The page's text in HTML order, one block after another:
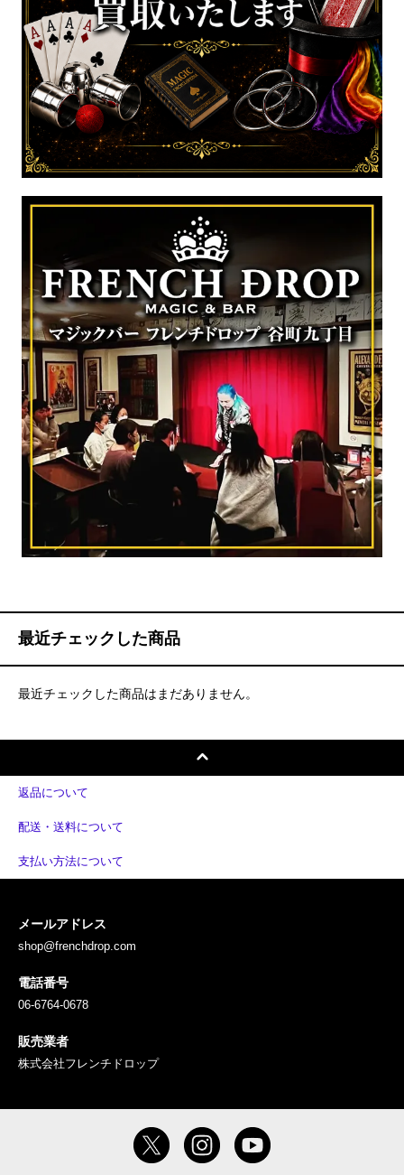
最近チェックした商品
最近チェックした商品はまだありません。
返品について
配送・送料について
支払い方法について
メールアドレス
shop@frenchdrop.com
電話番号
06-6764-0678
販売業者
株式会社フレンチドロップ